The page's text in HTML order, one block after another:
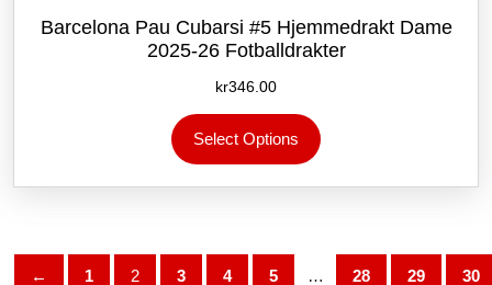
Barcelona Pau Cubarsi #5 Hjemmedrakt Dame
2025-26 Fotballdrakter
kr346.00
Select Options
produktet
flere
← 1 2 3 4 5 … 28 29 30